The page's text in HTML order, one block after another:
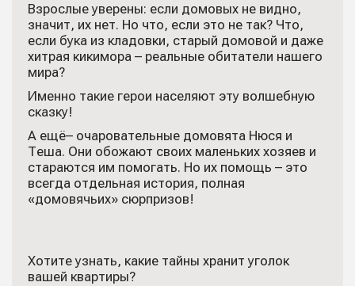
Взрослые уверены: если домовых не видно,
значит, их нет. Но что, если это не так? Что,
если бука из кладовки, старый домовой и даже
хитрая кикимора – реальные обитатели нашего
мира?
Именно такие герои населяют эту волшебную
сказку!
А ещё– очаровательные домовята Нюся и
Теша. Они обожают своих маленьких хозяев и
стараются им помогать. Но их помощь – это
всегда отдельная история, полная
«домовячьих» сюрпризов!
Хотите узнать, какие тайны хранит уголок
вашей квартиры?